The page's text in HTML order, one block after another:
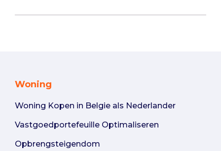
Woning
Woning Kopen in Belgie als Nederlander
Vastgoedportefeuille Optimaliseren
Opbrengsteigendom